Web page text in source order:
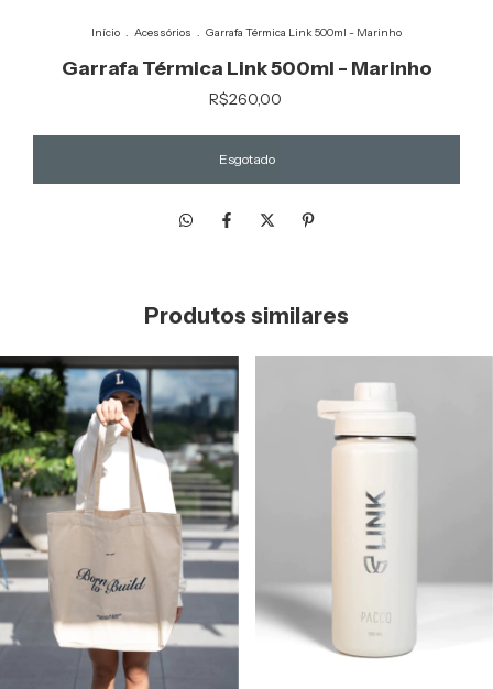
Início Acessórios Garrafa Térmica Link 500ml - Marinho
Garrafa Térmica Link 500ml - Marinho
R$260,00
Produtos similares